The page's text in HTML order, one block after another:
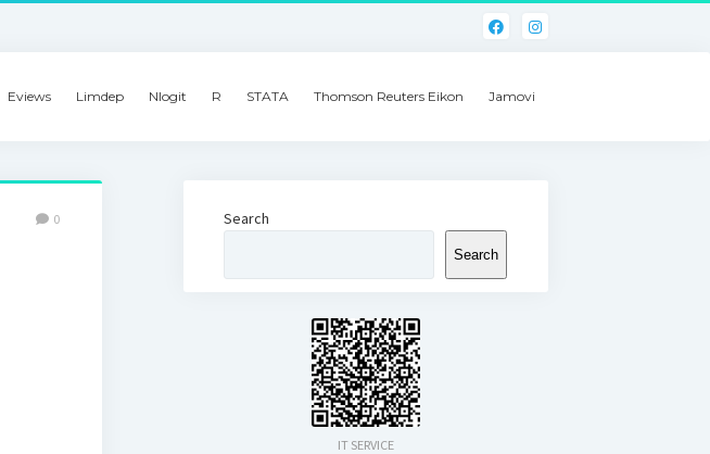
Eviews Limdep Nlogit R STATA Thomson Reuters Eikon Jamovi
0 Search
Search
IT SERVICE